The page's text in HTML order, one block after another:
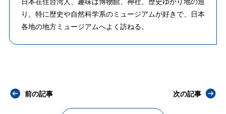
り。特に歴史や自然科学系のミュージアムが好きで、日本
各地の地方ミュージアムへよく訪ねる。
前の記事 次の記事